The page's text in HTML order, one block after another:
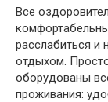
Все
расслабиться и
отдыхом.
оборудованы
проживания: